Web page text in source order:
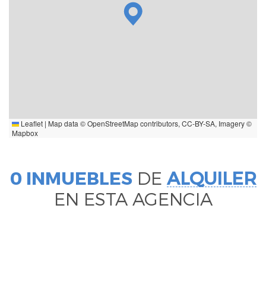
Leaflet | Map data ©OpenStreetMapcontributors, CC-BY-SA, Imagery ©
Mapbox
0 INMUEBLESDE ALQUILER
EN ESTA AGENCIA